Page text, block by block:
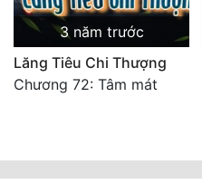
3 năm trước
Lăng Tiêu Chi Thượng
Chương 72: Tâm mát